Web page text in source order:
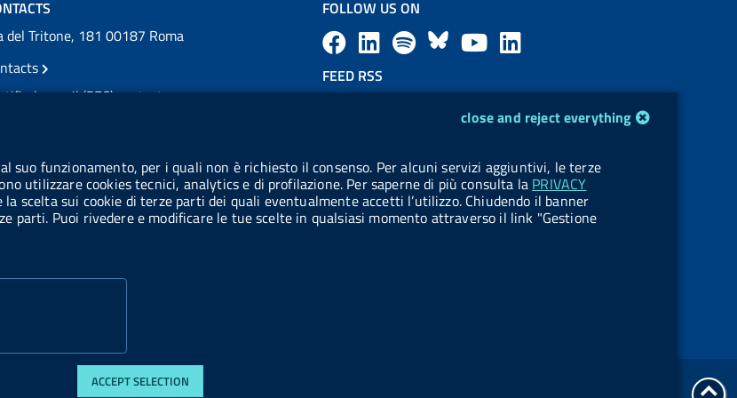
close and reject everything
suo funzionamento, per i quali non è richiesto il consenso. Per alcuni servizi aggiuntivi, le terze
utilizzare cookies tecnici, analytics e di profilazione. Per saperne di più consulta la PRIVACY
scelta sui cookie di terze parti dei quali eventualmente accetti l’utilizzo. Chiudendo il banner
Puoi rivedere e modificare le tue scelte in qualsiasi momento attraverso il link "Gestione
ACCEPT SELECTION
del Tritone, 181 00187 Roma
e-mail (PEC) contacts
code: 97345810580
AIFA code: aifa_rm
UCB code: UFE1TR
FOLLOW US ON
F
a
b
o
L
e
d
l
.
B
u
s
k
Y
u
u
b
n
e
d
FEED RSS
e
d
Cookie management
Web accessibility Website statistics
go